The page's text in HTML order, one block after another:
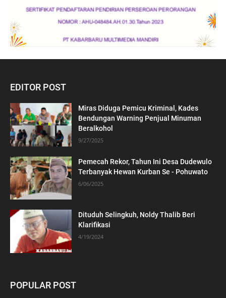
EDITOR POST
Miras Diduga Pemicu Kriminal, Kades
Bendungan Warning Penjual Minuman
Beralkohol
9/27/2025
Pemecah Rekor, Tahun Ini Desa Dudewulo
Terbanyak Hewan Kurban Se - Pohuwato
6/06/2025
Dituduh Selingkuh, Noldy Thalib Beri
Klarifikasi
4/19/2024
POPULAR POST